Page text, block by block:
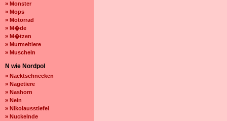
» Monster
» Mops
» Motorrad
» M�de
» M�tzen
» Murmeltiere
» Muscheln
N wie Nordpol
» Nacktschnecken
» Nagetiere
» Nashorn
» Nein
» Nikolausstiefel
» Nuckelnde